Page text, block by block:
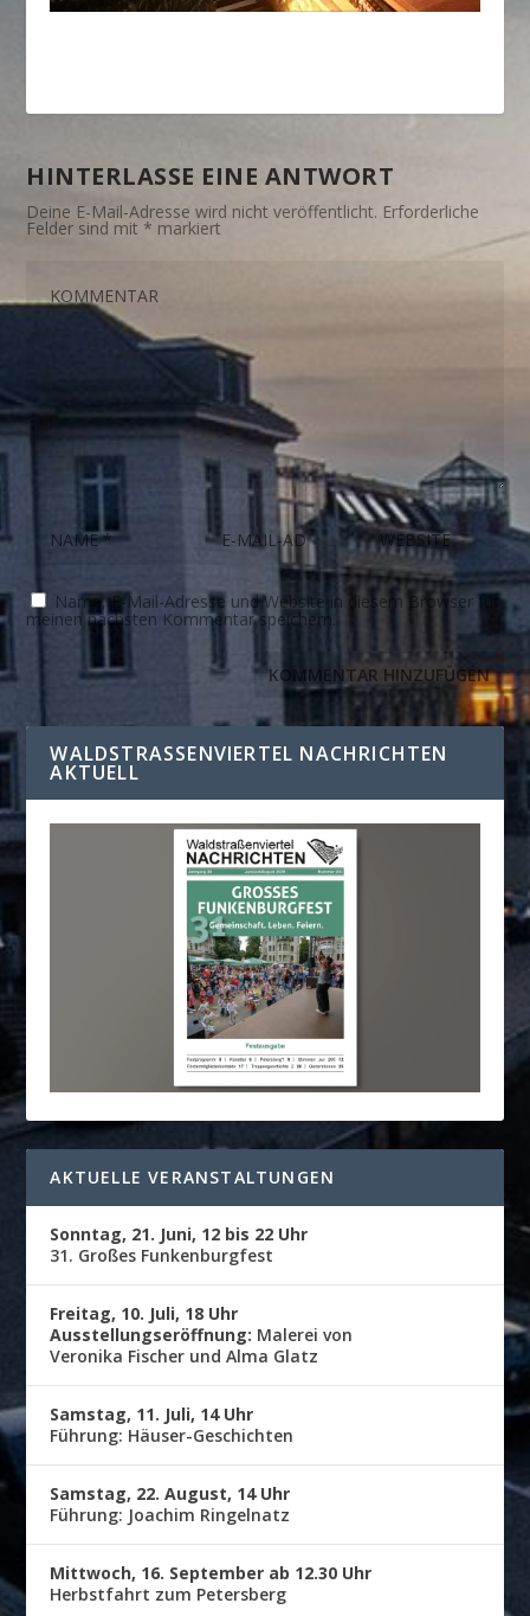
HINTERLASSE EINE ANTWORT
Deine E-Mail-Adresse wird nicht veröffentlicht. Erforderliche
Felder sind mit* markiert
Name, E-Mail-Adresse und Website in diesem Browser für
meinen nächsten Kommentar speichern.
WALDSTRASSENVIERTEL NACHRICHTEN A
KTUELL
AKTUELLE VERANSTALTUNGEN
Sonntag, 21. Juni, 12 bis 22 Uhr
31. Großes Funkenburgfest
Freitag, 10. Juli, 18 Uhr
Ausstellungseröffnung: Malerei von
Veronika Fischer und Alma Glatz
Samstag, 11. Juli, 14 Uhr
Führung: Häuser-Geschichten
Samstag, 22. August, 14 Uhr
Führung: Joachim Ringelnatz
Mittwoch, 16. September ab 12.30 Uhr
Herbstfahrt zum Petersberg